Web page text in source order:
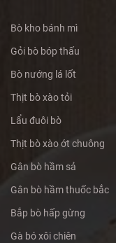
Bò kho bánh mì
Gỏi bò bóp thấu
Bò nướng lá lốt
Thịt bò xào tỏi
Lẩu đuôi bò
Thịt bò xào ớt chuông
Gân bò hầm sả
Gân bò hầm thuốc bắc
Bắp bò hấp gừng
Gà bó xôi chiên